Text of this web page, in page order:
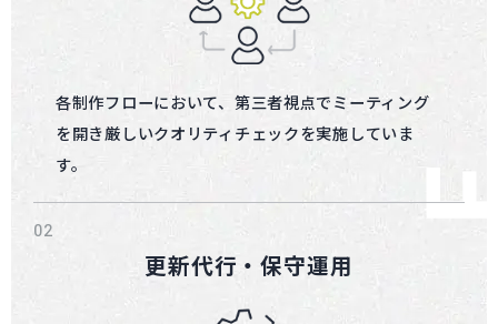
各制作フローにおいて、第三者視点でミーティング
を開き厳しいクオリティチェックを実施していま
す。
更新代行・保守運用